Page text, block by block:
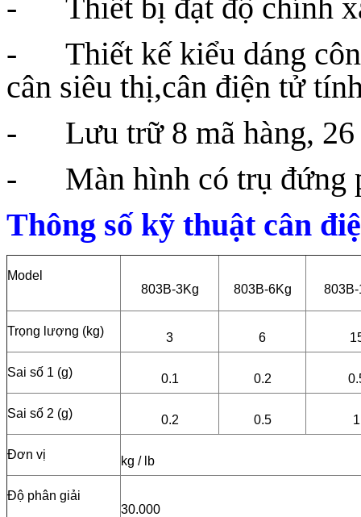
- Thiết bị đạt độ chính
- Thiết kế kiểu dáng
cân siêu thị,cân điện tử
- Lưu trữ 8 mã hàng, 26
- Màn hình có trụ đứng
Thông số kỹ thuật cân
Model
803B-3Kg
803B-6Kg
Trọng lượng (kg) 3 6
Sai số 1 (g) 0.1 0.2
Sai số 2 (g) 0.2 0.5 1
Đơn vị kg / lb
Độ phân giải
30.000